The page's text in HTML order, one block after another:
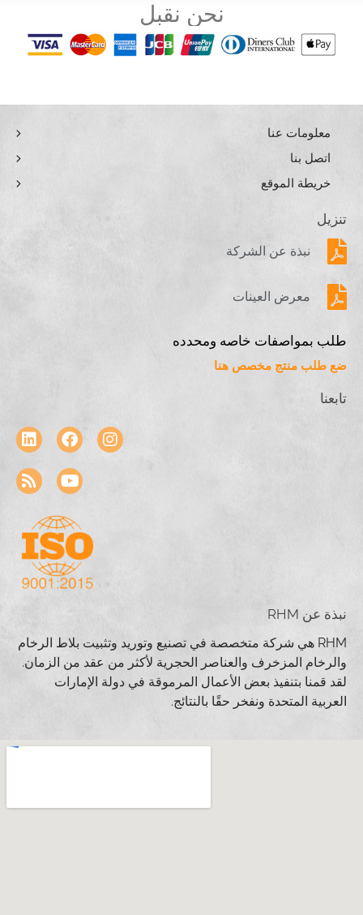
نحن نقبل
معلومات عنا
اتصل بنا
خريطة الموقع
تنزيل
نبذة عن الشركة
معرض العينات
طلب بمواصفات خاصه ومحدده
ضع طلب منتج مخصص هنا
تابعنا
نبذة عن RHM
RHM هي شركة متخصصة في تصنيع وتوريد وتثبيت بلاط الرخام
والرخام المزخرف والعناصر الحجرية لأكثر من عقد من الزمان.
لقد قمنا بتنفيذ بعض الأعمال المرموقة في دولة الإمارات
العربية المتحدة ونفخر حقًا بالنتائج.